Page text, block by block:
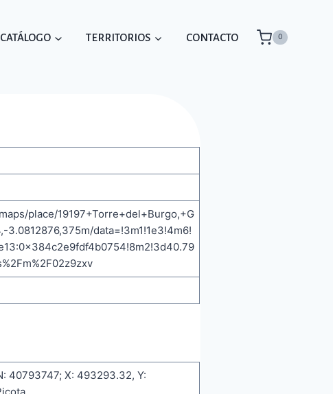
TERRITORIOS CONTACTO 0
place/19197+Torre+del+Burgo,+G
3.0812876,375m/data=!3m1!1e3!4m6!
40793747; X: 493293.32, Y: